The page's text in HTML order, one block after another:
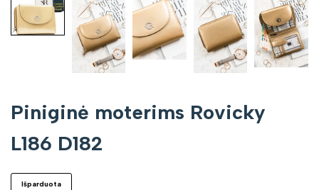
Piniginė moterims Rovicky
L186 D182
Išparduota